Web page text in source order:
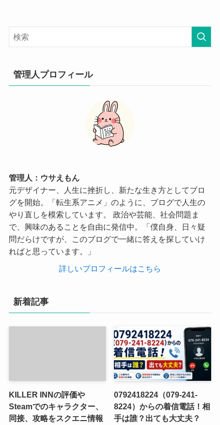
管理人プロフィール
管理人：ウサえもん
元デザイナー、人生に挫折し、新たな生き方としてブロ
グを開始。「転生系アニメ」のように、ブログで人生の
やり直しを模索しています。 政治や芸能、社会問題ま
で、興味のあることを自由に発信中。「僕自身、日々疑
問だらけですが、このブログで一緒に答えを探していけ
ればと思っています。」
詳しいプロフィールはこちら
新着記事
KILLER INNの評価や
Steamでのキャラクター、
同接、攻略をスクエニ情報
0792418224（079-241-
8224）からの着信電話！相
手は誰？出ても大丈夫？